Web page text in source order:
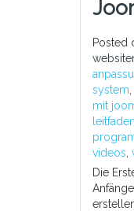
Posted
system
mit
leitfaden
videos
Die